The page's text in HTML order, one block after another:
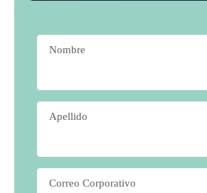
Nombre
Apellido
Correo Corporativo